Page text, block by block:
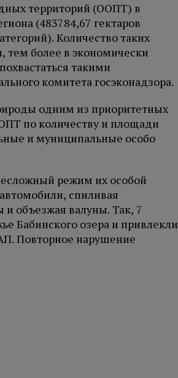
территорий (ООПТ) в
(483784,67 гектаров
Количество таких
тем более в экономически
такими
комитета госэконадзора.
одним из приоритетных
по количеству и площади
и муниципальные особо
режим их особой
спиливая
объезжая валуны. Так, 7
Бабинского озера и привлекли
Повторное нарушение